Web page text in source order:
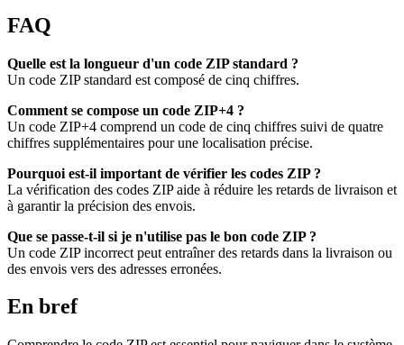
FAQ
Quelle est la longueur d'un code ZIP standard ?
Un code ZIP standard est composé de cinq chiffres.
Comment se compose un code ZIP+4 ?
Un code ZIP+4 comprend un code de cinq chiffres suivi de quatre
chiffres supplémentaires pour une localisation précise.
Pourquoi est-il important de vérifier les codes ZIP ?
La vérification des codes ZIP aide à réduire les retards de livraison et
à garantir la précision des envois.
Que se passe-t-il si je n'utilise pas le bon code ZIP ?
Un code ZIP incorrect peut entraîner des retards dans la livraison ou
des envois vers des adresses erronées.
En bref